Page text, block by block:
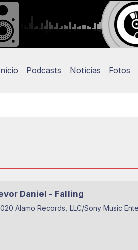
Podcasts Notícias Fotos
Daniel - Falling
Alamo Records, LLC/Sony Music